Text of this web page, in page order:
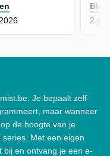
2
Je bepaalt zelf
maar wanneer
de hoogte van je
Met een eigen
bij en ontvang je een e-